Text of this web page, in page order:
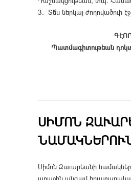
3.- Տե՜ս ներկայ ժողովածուի էջ
Պատմագիտութեան
ՍԻՄՈՆ
Սիմոն Զաւարեանի